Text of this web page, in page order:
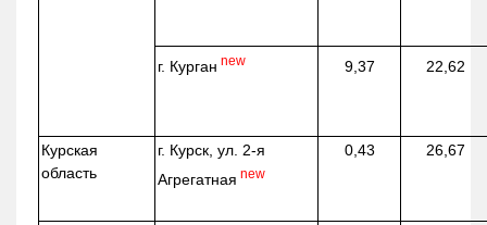
г. Курган new 9,37 22,62
Курская
область
г. Курск, ул. 2-я
Агрегатная new
0,43 26,67